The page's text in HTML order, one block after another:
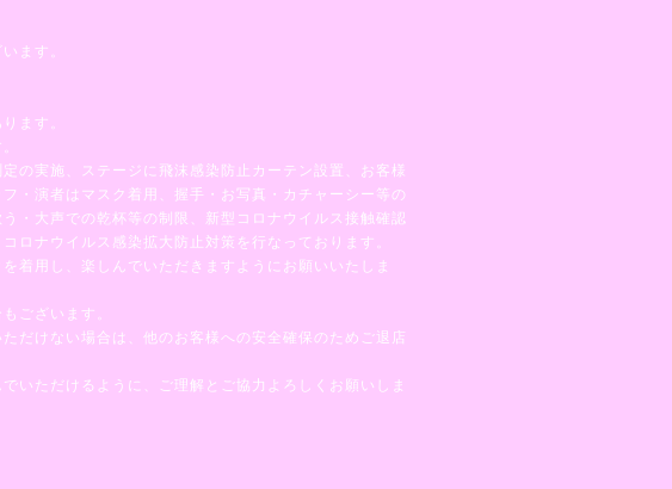
ます。
ます。
の実施、ステージに飛沫感染防止カーテン設置、お客様
・演者はマスク着用、握手・お写真・カチャーシー等の
・大声での乾杯等の制限、新型コロナウイルス接触確認
ロナウイルス感染拡大防止対策を行なっております。
着用し、楽しんでいただきますようにお願いいたしま
ございます。
だけない場合は、他のお客様への安全確保のためご退店
いただけるように、ご理解とご協力よろしくお願いしま